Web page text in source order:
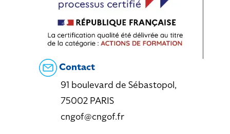
Contact
91 boulevard de Sébastopol,
75002 PARIS
cngof@cngof.fr